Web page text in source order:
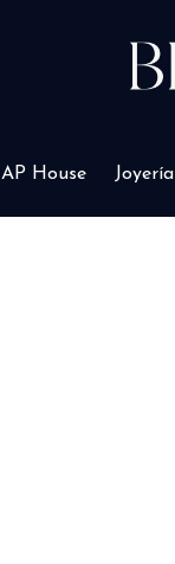
AP House Joyería